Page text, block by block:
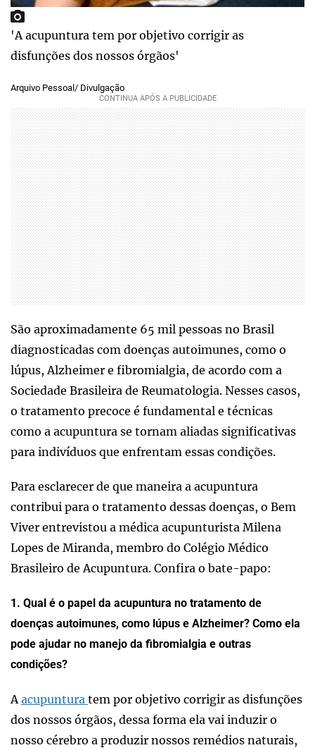
'A acupuntura tem por objetivo corrigir as
disfunções dos nossos órgãos'
Arquivo Pessoal/ Divulgação
São aproximadamente 65 mil pessoas no Brasil
diagnosticadas com doenças autoimunes, como o
lúpus, Alzheimer e fibromialgia, de acordo com a
Sociedade Brasileira de Reumatologia. Nesses casos,
o tratamento precoce é fundamental e técnicas
como a acupuntura se tornam aliadas significativas
para indivíduos que enfrentam essas condições.
Para esclarecer de que maneira a acupuntura
contribui para o tratamento dessas doenças, o Bem
Viver entrevistou a médica acupunturista Milena
Lopes de Miranda, membro do Colégio Médico
Brasileiro de Acupuntura. Confira o bate-papo:
1. Qual é o papel da acupuntura no tratamento de
doenças autoimunes, como lúpus e Alzheimer? Como ela
pode ajudar no manejo da fibromialgia e outras
condições?
Aacupuntura tem por objetivo corrigir as disfunções
dos nossos órgãos, dessa forma ela vai induzir o
nosso cérebro a produzir nossos remédios naturais,